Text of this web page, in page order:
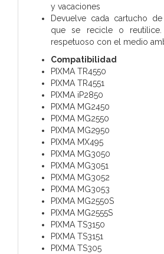
y vacaciones
Devuelve cada cartucho
que se recicle o
respetuoso con el medio
Compatibilidad
PIXMA TR4550
PIXMA TR4551
PIXMA iP2850
PIXMA MG2450
PIXMA MG2550
PIXMA MG2950
PIXMA MX495
PIXMA MG3050
PIXMA MG3051
PIXMA MG3052
PIXMA MG3053
PIXMA MG2550S
PIXMA MG2555S
PIXMA TS3150
PIXMA TS3151
PIXMA TS305